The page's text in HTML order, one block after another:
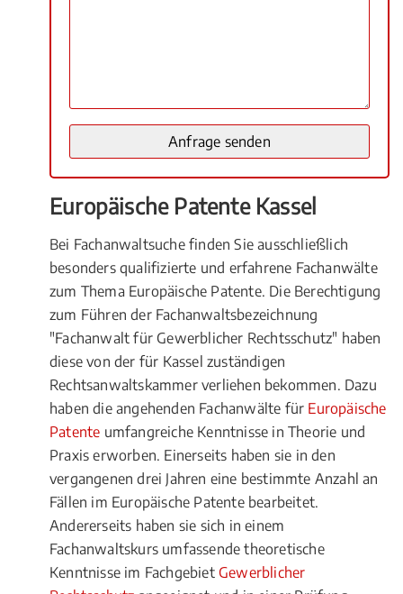
Europäische Patente Kassel
Bei Fachanwaltsuche finden Sie ausschließlich
besonders qualifizierte und erfahrene Fachanwälte
zum Thema Europäische Patente. Die Berechtigung
zum Führen der Fachanwaltsbezeichnung
"Fachanwalt für Gewerblicher Rechtsschutz" haben
diese von der für Kassel zuständigen
Rechtsanwaltskammer verliehen bekommen. Dazu
haben die angehenden Fachanwälte für Europäische
Patente umfangreiche Kenntnisse in Theorie und
Praxis erworben. Einerseits haben sie in den
vergangenen drei Jahren eine bestimmte Anzahl an
Fällen im Europäische Patente bearbeitet.
Andererseits haben sie sich in einem
Fachanwaltskurs umfassende theoretische
Kenntnisse im Fachgebiet Gewerblicher